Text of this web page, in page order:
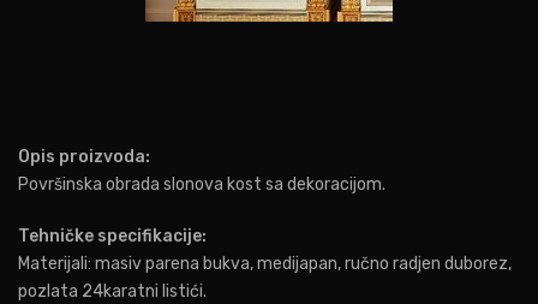
Opis proizvoda:
Površinska obrada slonova kost sa dekoracijom.
Tehničke specifikacije:
Materijali: masiv parena bukva, medijapan, ručno radjen duborez,
pozlata 24karatni listići.